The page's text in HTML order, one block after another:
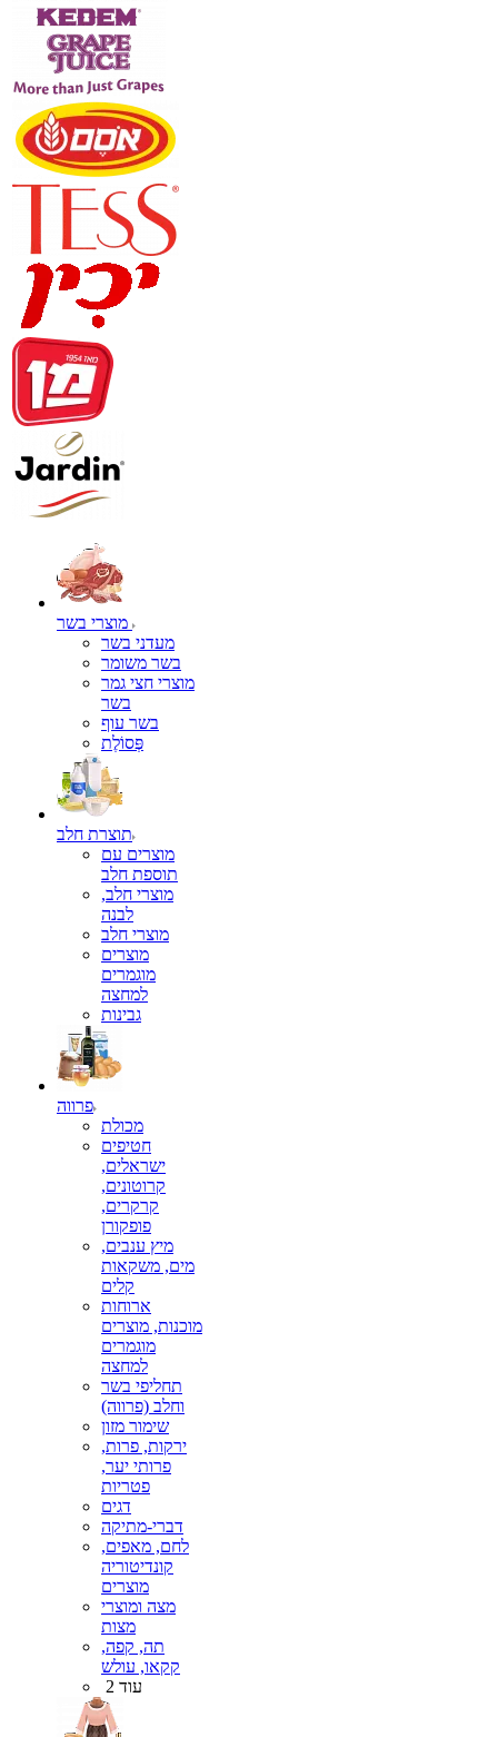
מעדני בשר
בשר משומר
מוצרי חצי גמר
בשר
בשר עוף
פְּסוֹלֶת
תוצרת חלב
מוצרים עם
תוספת חלב
מוצרי חלב,
לבנה
מוצרי חלב
מוצרים
מוגמרים
למחצה
גבינות
פרווה
מכולת
חטיפים
ישראלים,
קרוטונים,
קרקרים,
פופקורן
מיץ ענבים,
מים, משקאות
קלים
ארוחות
מוכנות, מוצרים
מוגמרים
למחצה
תחליפי בשר
וחלב (פרווה)
שימור מזון
ירקות, פרות,
פרותי יער,
פטריות
דגים
דברי-מתיקה
לחם, מאפים,
קונדיטוריה
מוצרים
מצה ומוצרי
מצות
תה, קפה,
קקאו, עולש
עוד 2